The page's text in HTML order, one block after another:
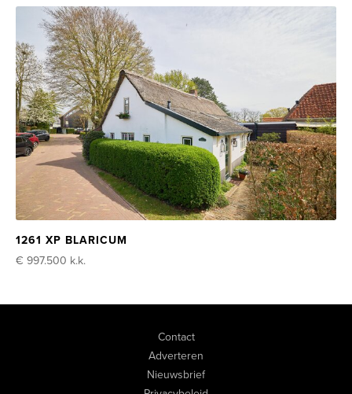
1261 XP BLARICUM
€ 997.500 k.k.
Contact
Adverteren
Nieuwsbrief